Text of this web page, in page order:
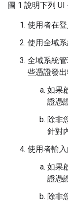
圖 1 說明下列 UI
使用者在
使用全域
全域系統
些憑證發出
如果
證憑
除非
針對
使用者輸入
如果
證憑
除非